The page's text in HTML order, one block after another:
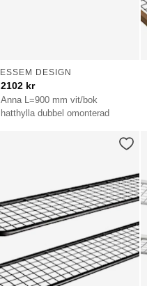
Anna L=900 mm vit/bok
hatthylla dubbel omonterad
ESSEM DESIGN
2102 kr